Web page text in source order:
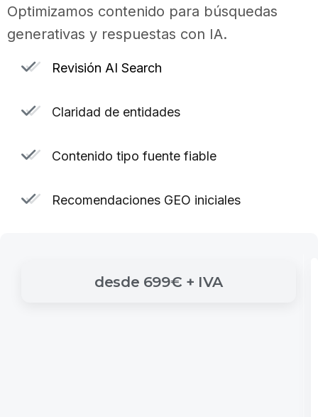
Optimizamos contenido para búsquedas
generativas y respuestas con IA.
Revisión AI Search
Claridad de entidades
Contenido tipo fuente fiable
Recomendaciones GEO iniciales
desde 699€ + IVA